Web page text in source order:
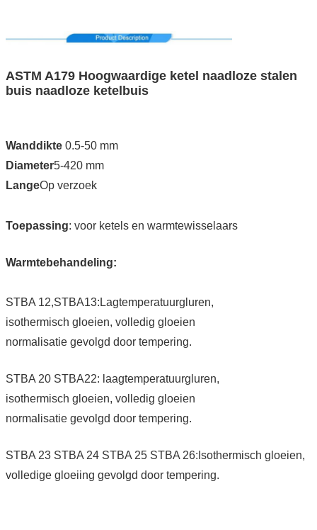
ASTM A179 Hoogwaardige ketel naadloze stalen
buis naadloze ketelbuis
Wanddikte 0.5-50 mm
Diameter5-420 mm
LangeOp verzoek
Toepassing: voor ketels en warmtewisselaars
Warmtebehandeling:
STBA 12,STBA13:Lagtemperatuurgluren,
isothermisch gloeien, volledig gloeien
normalisatie gevolgd door tempering.
STBA 20 STBA22: laagtemperatuurgluren,
isothermisch gloeien, volledig gloeien
normalisatie gevolgd door tempering.
STBA 23 STBA 24 STBA 25 STBA 26:Isothermisch gloeien,
volledige gloeiing gevolgd door tempering.